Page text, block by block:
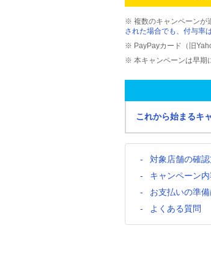
※ 複数のキャンペーンが
された場合でも、付与率
※ PayPayカード（旧
※ 本キャンペーンは早期
これから始まるキ
対象店舗の確
キャンペーン内
お支払いの準
よくある質問